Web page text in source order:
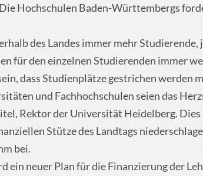
Hochschulen Baden-Württembergs
des Landes immer mehr
für den einzelnen Studierenden immer
dass Studienplätze gestrichen werden
und Fachhochschulen seien das
Rektor der Universität Heidelberg.
Stütze des Landtags
bei.
ein neuer Plan für die Finanzierung der